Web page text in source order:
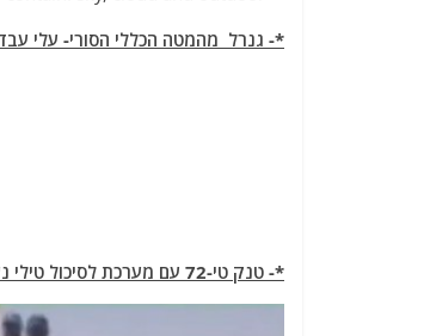
*- גנרל מהמטה הכללי הסורי- עלי
*- טנק טי-72 עם מערכת לסיכול טילי נ"ט דור 1 :